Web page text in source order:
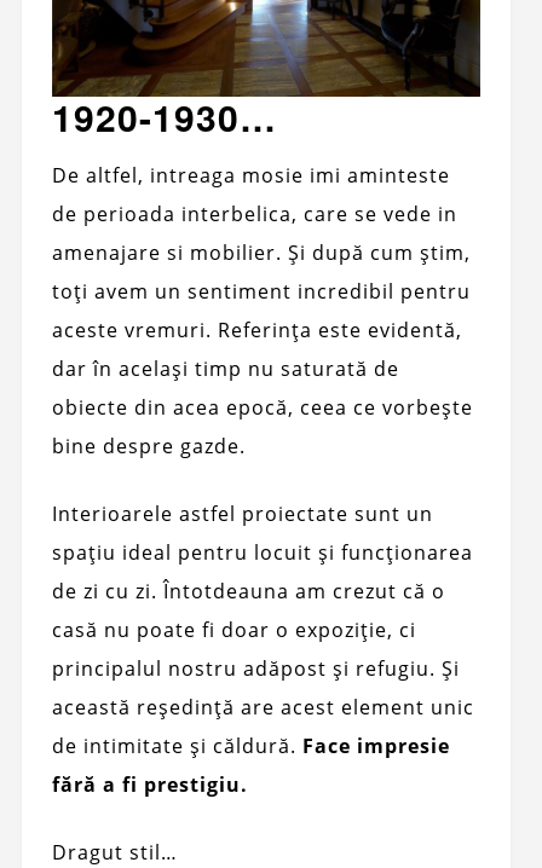
1920-1930…
De altfel, intreaga mosie imi aminteste
de perioada interbelica, care se vede in
amenajare si mobilier. Și după cum știm,
toți avem un sentiment incredibil pentru
aceste vremuri. Referința este evidentă,
dar în același timp nu saturată de
obiecte din acea epocă, ceea ce vorbește
bine despre gazde.
Interioarele astfel proiectate sunt un
spațiu ideal pentru locuit și funcționarea
de zi cu zi. Întotdeauna am crezut că o
casă nu poate fi doar o expoziție, ci
principalul nostru adăpost și refugiu. Și
această reședință are acest element unic
de intimitate și căldură. Face impresie
fără a fi prestigiu.
Dragut stil…